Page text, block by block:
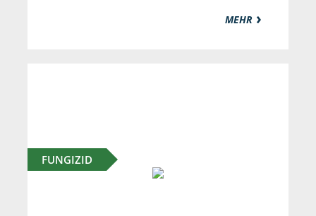
MEHR
FUNGIZID